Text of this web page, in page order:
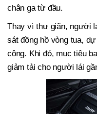
chân ga từ đầu.
Thay vì thư giãn, người
sát đồng hồ vòng tua,
công. Khi đó, mục tiêu
giảm tải cho người lái